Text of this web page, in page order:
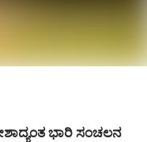
ಭಾರಿ ಸಂಚಲನ